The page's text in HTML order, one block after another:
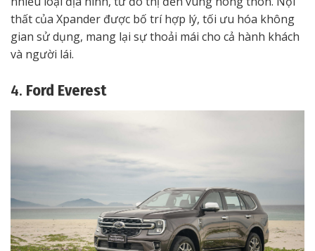
thất của Xpander được bố trí hợp lý, tối ưu hóa không
gian sử dụng, mang lại sự thoải mái cho cả hành khách
và người lái.
4. Ford Everest